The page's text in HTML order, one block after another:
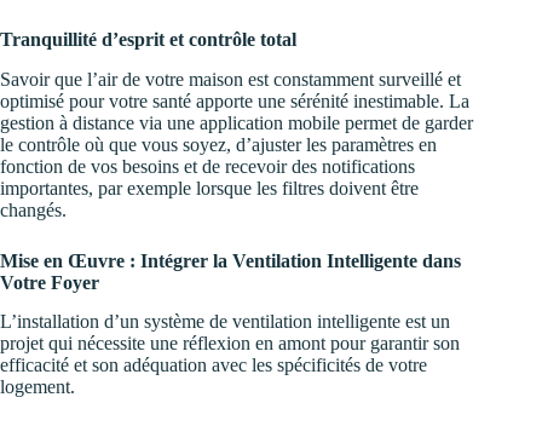
Tranquillité d’esprit et contrôle total
Savoir que l’air de votre maison est constamment surveillé et
optimisé pour votre santé apporte une sérénité inestimable. La
gestion à distance via une application mobile permet de garder
le contrôle où que vous soyez, d’ajuster les paramètres en
fonction de vos besoins et de recevoir des notifications
importantes, par exemple lorsque les filtres doivent être
changés.
Mise en Œuvre : Intégrer la Ventilation Intelligente dans
Votre Foyer
L’installation d’un système de ventilation intelligente est un
projet qui nécessite une réflexion en amont pour garantir son
efficacité et son adéquation avec les spécificités de votre
logement.